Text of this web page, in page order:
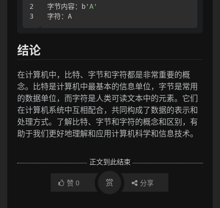
2
字节内容：b'A'
结论
在计算机中，比特、字节和字符都是非常重要的概
念。比特是计算机中最基本的信息单位，字节是常用
的数据单位，而字符是人类可读文本中的元素。它们
在计算机系统中互相配合，共同构成了数据的表示和
处理方式。了解比特、字节和字符的概念和区别，有
助于我们更好地理解和应用计算机科学和信息技术。
正文到此结束
赞 0 赏 分享